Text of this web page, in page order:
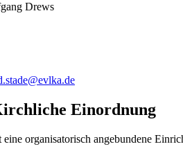
Drews
Einordnung
organisatorisch angebundene